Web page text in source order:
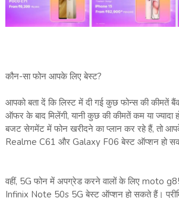
कौन-सा फोन आपके लिए बेस्ट?
आपको बता दें कि लिस्ट में दी गई कुछ फोन्स की कीमतें
ऑफर के बाद मिलेंगी, यानी कुछ की कीमतें कम या
बजट सेगमेंट में फोन खरीदने का प्लान कर रहे हैं, तो
Realme C61 और Galaxy F06 बेस्ट ऑप्शन हो
वहीं, 5G फोन में अपग्रेड करने वालों के लिए moto
Infinix Note 50s 5G बेस्ट ऑप्शन हो सकते हैं।